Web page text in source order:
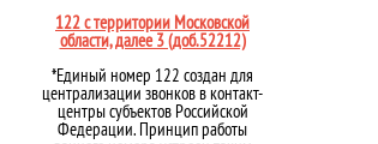
122 с территории Московской
области, далее 3 (доб.52212)
*Единый номер 122 создан для
централизации звонков в контакт-
центры субъектов Российской
Федерации. Принцип работы